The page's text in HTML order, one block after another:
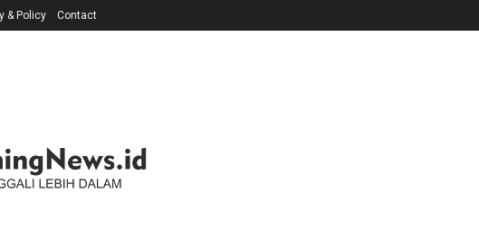
& Policy Contact